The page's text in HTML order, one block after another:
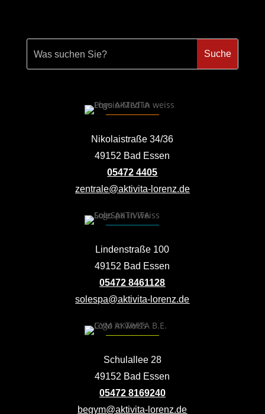
Nikolaistraße 34/36
49152 Bad Essen
05472 4405
zentrale@aktivita-lorenz.de
Lindenstraße 100
49152 Bad Essen
05472 8461128
solespa@aktivita-lorenz.de
Schulallee 28
49152 Bad Essen
05472 8169240
begym@aktivita-lorenz.de